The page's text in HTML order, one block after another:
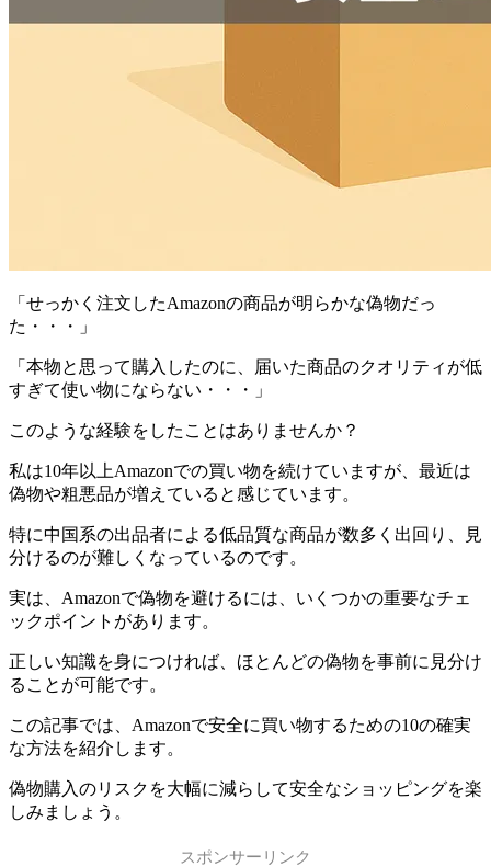
「せっかく注文したAmazonの商品が明らかな偽物だっ
た・・・」
「本物と思って購入したのに、届いた商品のクオリティが低
すぎて使い物にならない・・・」
このような経験をしたことはありませんか？
私は10年以上Amazonでの買い物を続けていますが、最近は
偽物や粗悪品が増えていると感じています。
特に中国系の出品者による低品質な商品が数多く出回り、見
分けるのが難しくなっているのです。
実は、Amazonで偽物を避けるには、いくつかの重要なチェ
ックポイントがあります。
正しい知識を身につければ、ほとんどの偽物を事前に見分け
ることが可能です。
この記事では、Amazonで安全に買い物するための10の確実
な方法を紹介します。
偽物購入のリスクを大幅に減らして安全なショッピングを楽
しみましょう。
スポンサーリンク